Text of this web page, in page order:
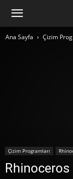
Ana Sayfa Çizim
Çizim Programları
Rhinoceros